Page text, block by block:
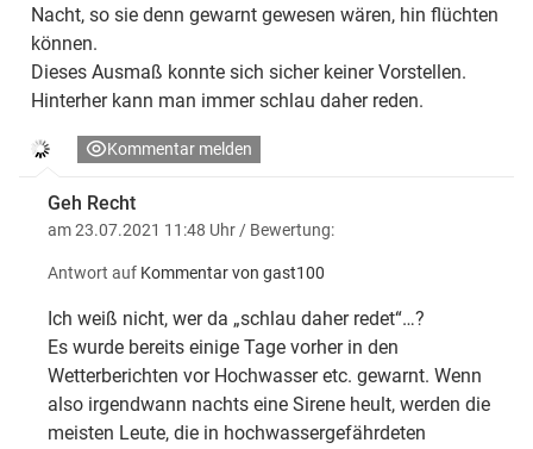
Nacht, so sie denn gewarnt gewesen wären, hin flüchten
können.
Dieses Ausmaß konnte sich sicher keiner Vorstellen.
Hinterher kann man immer schlau daher reden.
Kommentar melden
Geh Recht
am 23.07.2021 11:48 Uhr/ Bewertung:
Antwort auf Kommentar von gast100
Ich weiß nicht, wer da „schlau daher redet“…?
Es wurde bereits einige Tage vorher in den
Wetterberichten vor Hochwasser etc. gewarnt. Wenn
also irgendwann nachts eine Sirene heult, werden die
meisten Leute, die in hochwassergefährdeten